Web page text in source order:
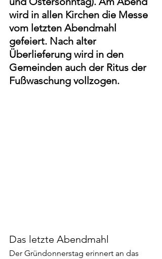
wird in allen Kirchen die Messe
vom letzten Abendmahl
gefeiert. Nach alter
Überlieferung wird in den
Gemeinden auch der Ritus der
Fußwaschung vollzogen.
Das letzte Abendmahl
Der Gründonnerstag erinnert an das